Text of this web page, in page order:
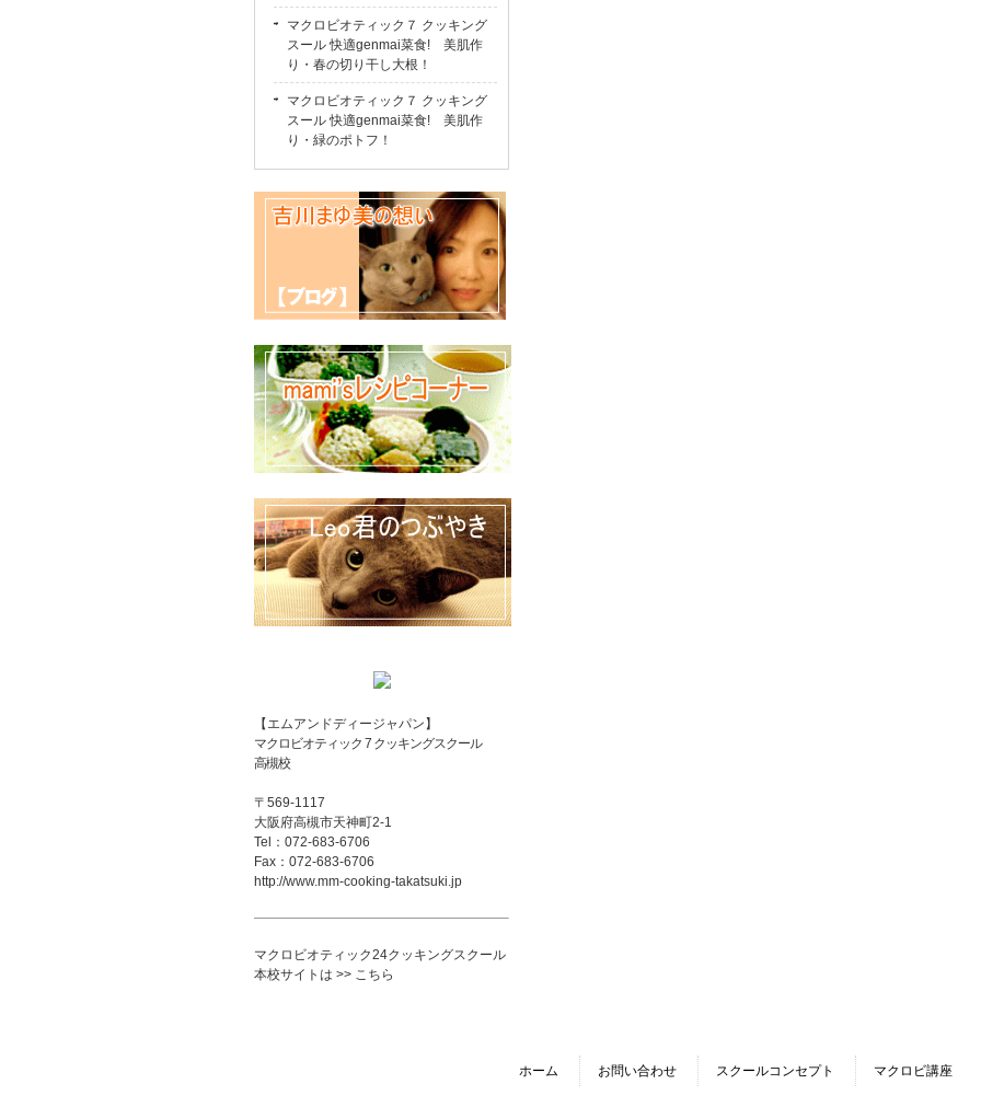
マクロビオティック７ クッキング
スール 快適genmai菜食! 美肌作
り・春の切り干し大根！
マクロビオティック７ クッキング
スール 快適genmai菜食! 美肌作
り・緑のポトフ！
【エムアンドディージャパン】
マクロビオティック 7 クッキングスクール
高槻校
〒569-1117
大阪府高槻市天神町2-1
Tel：072-683-6706
Fax：072-683-6706
http://www.mm-cooking-takatsuki.jp
マクロビオティック24クッキングスクール
本校サイトは >> こちら
ホーム お問い合わせ スクールコンセプト マクロビ講座